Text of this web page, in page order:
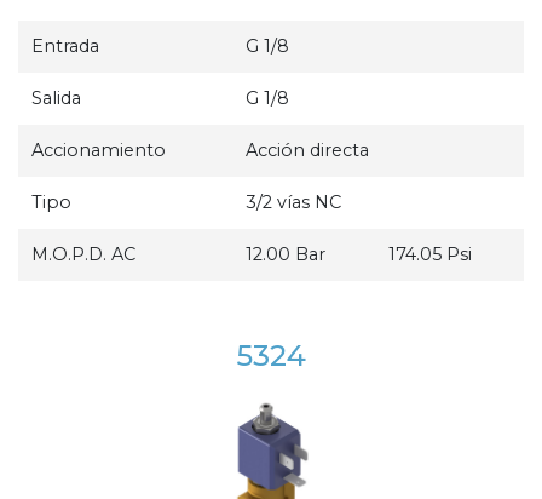
Entrada G 1/8
Salida G 1/8
Accionamiento Acción directa
Tipo 3/2 vías NC
M.O.P.D. AC 12.00 Bar 174.05 Psi
5324